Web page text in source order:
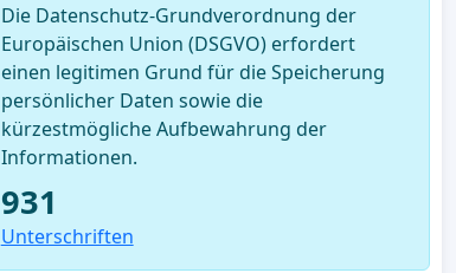
Die Datenschutz-Grundverordnung der
Europäischen Union (DSGVO) erfordert
einen legitimen Grund für die Speicherung
persönlicher Daten sowie die
kürzestmögliche Aufbewahrung der
Informationen.
931
Unterschriften